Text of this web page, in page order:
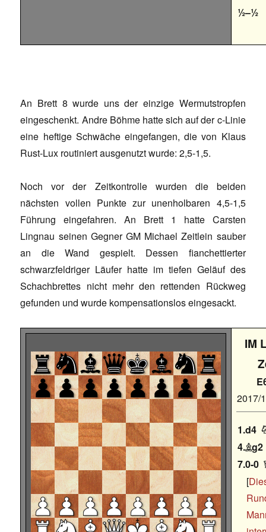
½–½
An Brett 8 wurde uns der einzige Wermutstropfen
eingeschenkt. Andre Böhme hatte sich auf der c-Linie
eine heftige Schwäche eingefangen, die von Klaus
Rust-Lux routiniert ausgenutzt wurde: 2,5-1,5.
Noch vor der Zeitkontrolle wurden die beiden
nächsten vollen Punkte zur unenholbaren 4,5-1,5
Führung eingefahren. An Brett 1 hatte Carsten
Lingnau seinen Gegner GM Michael Zeitlein sauber
an die Wand gespielt. Dessen fianchettierter
schwarzfeldriger Läufer hatte im tiefen Geläuf des
Schachbrettes nicht mehr den rettenden Rückweg
gefunden und wurde kompensationslos eingesackt.
IM
2017/
1.d4
4.g2
7.0-0